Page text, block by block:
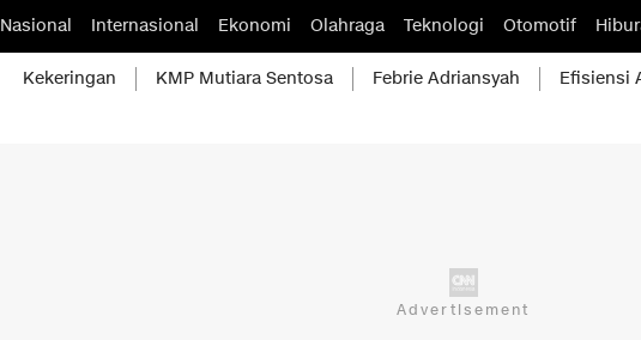
Nasional Internasional Ekonomi Olahraga Teknologi Otomotif
Kekeringan KMP Mutiara Sentosa Febrie Adriansyah Efisiensi